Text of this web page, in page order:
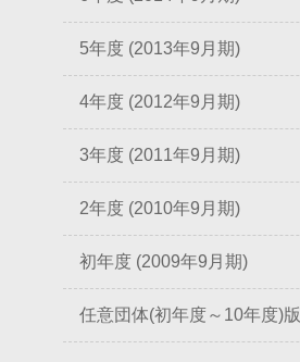
5年度 (2013年9月期)
4年度 (2012年9月期)
3年度 (2011年9月期)
2年度 (2010年9月期)
初年度 (2009年9月期)
任意団体(初年度～10年度)版